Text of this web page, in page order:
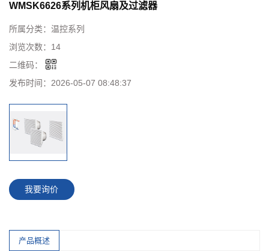
WMSK6626系列机柜风扇及过滤器
所属分类： 温控系列
浏览次数： 14
二维码：
发布时间： 2026-05-07 08:48:37
我要询价
产品概述